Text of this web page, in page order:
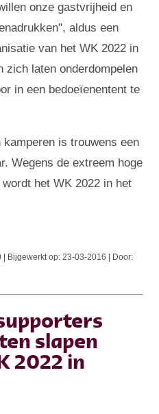
onze gastvrijheid en
aldus een
van het WK 2022 in
zich laten onderdompelen
in een bedoeïenentent te
is trouwens een
Wegens de extreem hoge
het WK 2022 in het
Bijgewerkt op: 23-03-2016 | Door:
slapen
2022 in